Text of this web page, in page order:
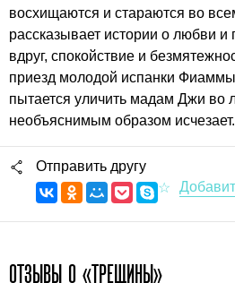
восхищаются и стараются во
рассказывает истории о любви
вдруг, спокойствие и
приезд молодой испанки
пытается уличить мадам Джи во
необъяснимым образом исчезает.
Отправить другу
ОТЗЫВЫ О «ТРЕЩИНЫ»